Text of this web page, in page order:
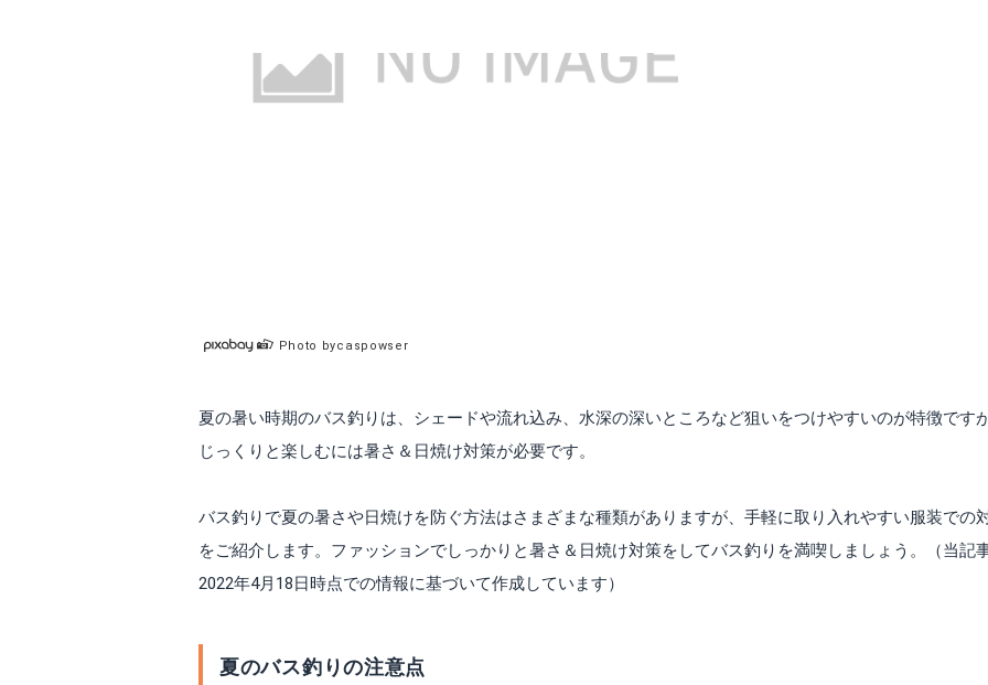
Photo bycaspowser
夏の暑い時期のバス釣りは、シェードや流れ込み、水深の深いところなど狙いをつけやすいのが特徴です
じっくりと楽しむには暑さ＆日焼け対策が必要です。
バス釣りで夏の暑さや日焼けを防ぐ方法はさまざまな種類がありますが、手軽に取り入れやすい服装での
をご紹介します。ファッションでしっかりと暑さ＆日焼け対策をしてバス釣りを満喫しましょう。（当記
2022年4月18日時点での情報に基づいて作成しています）
夏のバス釣りの注意点